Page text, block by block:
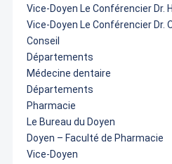
Vice-Doyen Le Conférencier Dr.
Vice-Doyen Le Conférencier Dr.
Conseil
Départements
Médecine dentaire
Départements
Pharmacie
Le Bureau du Doyen
Doyen – Faculté de Pharmacie
Vice-Doyen